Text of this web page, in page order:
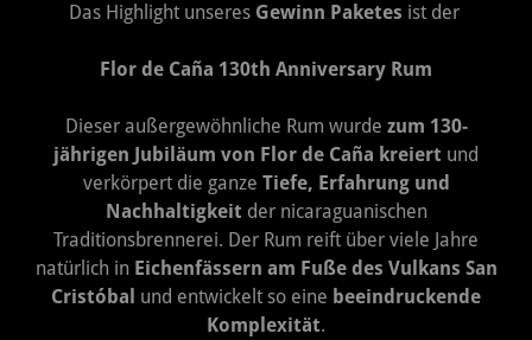
Das Highlight unseres Gewinn Paketes ist der
Flor de Caña 130th Anniversary Rum
Dieser außergewöhnliche Rum wurde zum 130-
jährigen Jubiläum von Flor de Caña kreiert und
verkörpert die ganze Tiefe, Erfahrung und
Nachhaltigkeit der nicaraguanischen
Traditionsbrennerei. Der Rum reift über viele Jahre
natürlich in Eichenfässern am Fuße des Vulkans San
Cristóbal und entwickelt so eine beeindruckende
Komplexität.